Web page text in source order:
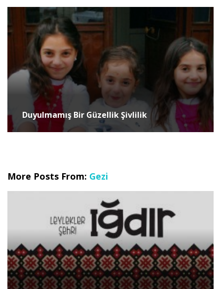
Duyulmamış Bir Güzellik Şivlilik
More Posts From: Gezi